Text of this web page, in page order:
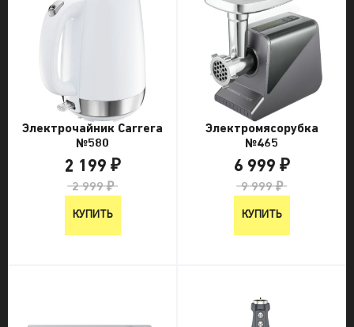
Электрочайник Carrera
№580
2 199 ₽
2 999 ₽
КУПИТЬ
Электромясорубка
№465
6 999 ₽
9 999 ₽
КУПИТЬ